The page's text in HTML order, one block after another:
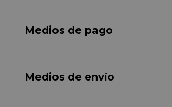
Medios de pago
Medios de envío